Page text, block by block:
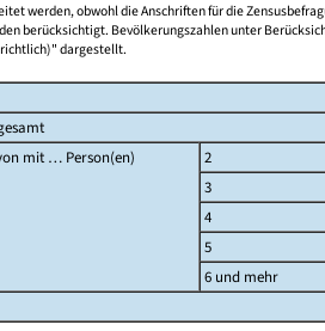
werden, obwohl die Anschriften für die
berücksichtigt. Bevölkerungszahlen unter
dargestellt.
mit … Person(en)
2
3
4
5
6 und mehr